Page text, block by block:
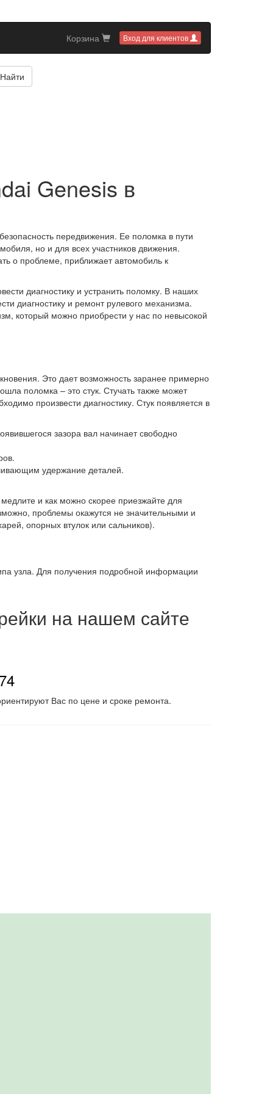
Вход для клиентов
Корзина
Найти
Genesis в
передвижения. Ее поломка в пути
но и для всех участников движения.
о проблеме, приближает автомобиль к
диагностику и устранить поломку. В наших
диагностику и ремонт рулевого механизма.
который можно приобрести у нас по невысокой
Это дает возможность заранее примерно
поломка – это стук. Стучать также может
произвести диагностику. Стук появляется в
зазора вал начинает свободно
удержание деталей.
и как можно скорее приезжайте для
проблемы окажутся не значительными и
опорных втулок или сальников).
узла. Для получения подробной информации
на нашем сайте
Вас по цене и сроке ремонта.